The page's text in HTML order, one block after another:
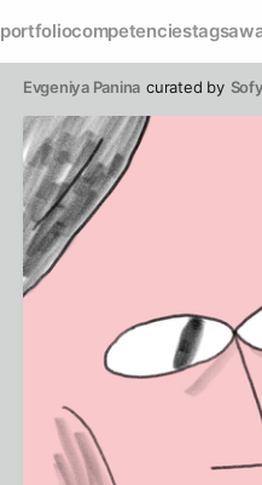
portfoliocompetenciestags
Evgeniya Panina curated by